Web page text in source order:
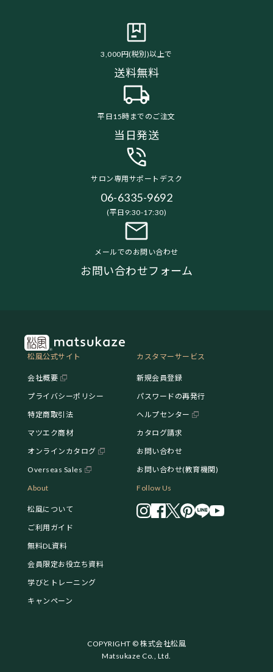
3,000円(税別)以上で
送料無料
平日15時までのご注文
当日発送
サロン専用サポートデスク
06-6335-9692
(平日9:30-17:30)
メールでのお問い合わせ
お問い合わせフォーム
松風公式サイト
会社概要
プライバシーポリシー
特定商取引法
マツエク商材
オンラインカタログ
Overseas Sales
カスタマーサービス
新規会員登録
パスワードの再発行
ヘルプセンター
カタログ請求
お問い合わせ
お問い合わせ(教育機関)
About
松風について
ご利用ガイド
無料DL資料
会員限定お役立ち資料
学びとトレーニング
キャンペーン
Follow Us
COPYRIGHT © 株式会社松風
Matsukaze Co., Ltd.